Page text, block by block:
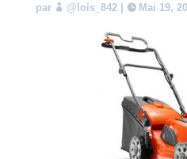
par @lois_842| Mai 19,